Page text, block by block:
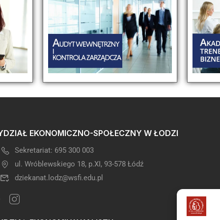
EKONOMICZNO-SPOŁECZNY W ŁODZI
Sekretariat: 695 300 003
ul. Wróblewskiego 18, p.XI, 93-578 Łódź
dziekanat.lodz@wsfi.edu.pl